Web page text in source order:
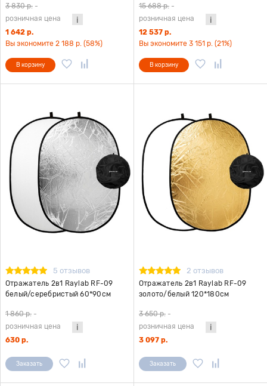
3 830 р. -
розничная цена
1 642 р.
Вы экономите 2 188 р. (58%)
В корзину
15 688 р. -
розничная цена
12 537 р.
Вы экономите 3 151 р. (21%)
В корзину
5 отзывов
Отражатель 2в1 Raylab RF-09
белый/серебристый 60*90см
1 860 р. -
розничная цена
630 р.
Заказать
2 отзывов
Отражатель 2в1 Raylab RF-09
золото/белый 120*180см
3 650 р. -
розничная цена
3 097 р.
Заказать